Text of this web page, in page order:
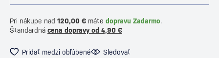
Pri nákupe nad 120,00 € máte dopravu Zadarmo.
Štandardná cena dopravy od 4,90 €
Pridať medzi obľúbené Sledovať